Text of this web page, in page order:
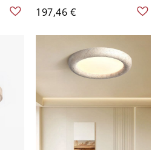
moderna de piedra
sinterizada y acrílico,
lámpara LED, 110V-120V,
15", tres niveles (luz
cálida/blanca/neutra
regulable)
197,46 €